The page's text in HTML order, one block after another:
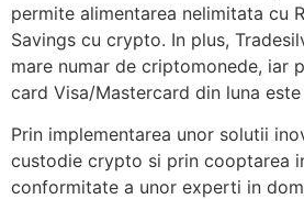
permite alimentarea nelimitata cu
Savings cu crypto. In plus,
mare numar de criptomonede, iar
card Visa/Mastercard din luna
Prin implementarea unor solutii
custodie crypto si prin cooptarea
conformitate a unor experti in